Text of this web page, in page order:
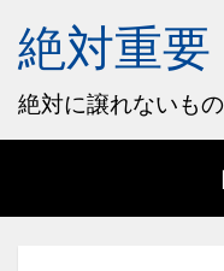
絶対重要
絶対に譲れないも